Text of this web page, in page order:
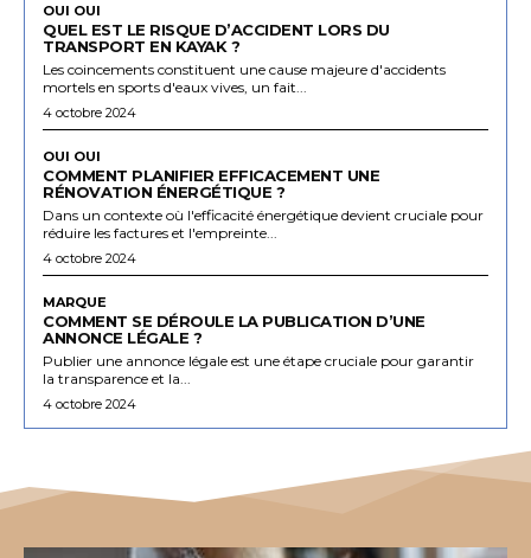
OUI OUI
QUEL EST LE RISQUE D’ACCIDENT LORS DU
TRANSPORT EN KAYAK ?
Les coincements constituent une cause majeure d'accidents
mortels en sports d'eaux vives, un fait...
4 octobre 2024
OUI OUI
COMMENT PLANIFIER EFFICACEMENT UNE
RÉNOVATION ÉNERGÉTIQUE ?
Dans un contexte où l'efficacité énergétique devient cruciale pour
réduire les factures et l'empreinte...
4 octobre 2024
MARQUE
COMMENT SE DÉROULE LA PUBLICATION D’UNE
ANNONCE LÉGALE ?
Publier une annonce légale est une étape cruciale pour garantir
la transparence et la...
4 octobre 2024